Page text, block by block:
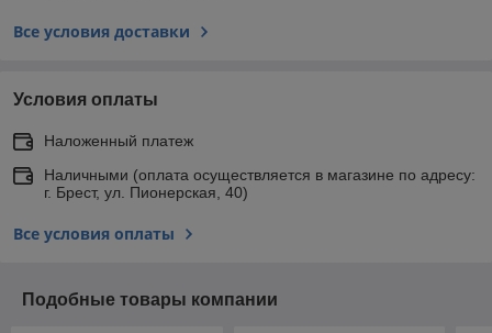
Все условия доставки
Условия оплаты
Наложенный платеж
Наличными (оплата осуществляется в магазине по адресу:
г. Брест, ул. Пионерская, 40)
Все условия оплаты
Подобные товары компании